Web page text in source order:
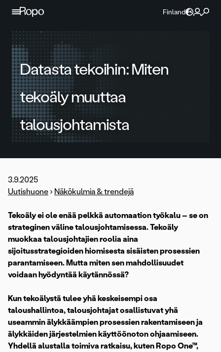
Jatka sisältöön
Finland
Datasta tekoihin: Miten
tekoäly muuttaa
talousjohtamista
3.9.2025
Uutishuone › Näkökulmia & trendejä
Tekoäly ei ole enää pelkkä automaation työkalu – se on
strateginen väline talousjohtamisessa. Tekoäly
muokkaa talousjohtajien roolia aina
sijoitusstrategioiden hiomisesta sisäisten prosessien
parantamiseen. Mutta miten sen mahdollisuudet
voidaan hyödyntää käytännössä?
Kun tekoälystä tulee yhä keskeisempi osa
taloushallintoa, talousjohtajat osallistuvat yhä
useammin älykkäämpien prosessien rakentamiseen ja
älykkäiden järjestelmien käyttöönoton ohjaamiseen.
Yhdellä alustalla toimiva ratkaisu, kuten Ropo One™,